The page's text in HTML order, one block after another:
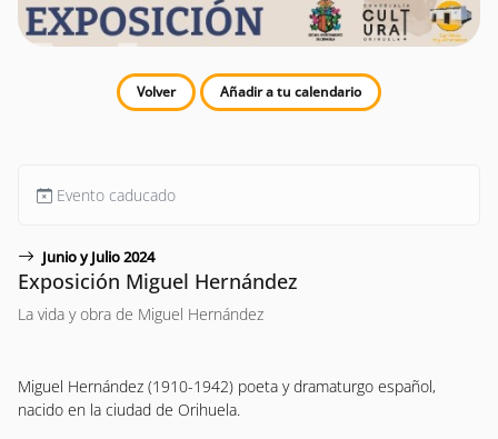
Volver Añadir a tu calendario
Evento caducado
Junio y Julio 2024
Exposición Miguel Hernández
La vida y obra de Miguel Hernández
Miguel Hernández (1910-1942) poeta y dramaturgo español,
nacido en la ciudad de Orihuela.